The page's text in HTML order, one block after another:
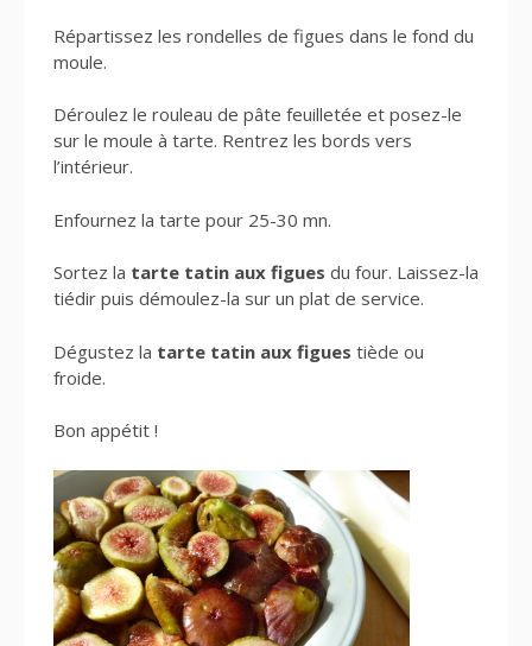
Répartissez les rondelles de figues dans le fond du
moule.
Déroulez le rouleau de pâte feuilletée et posez-le
sur le moule à tarte. Rentrez les bords vers
l’intérieur.
Enfournez la tarte pour 25-30 mn.
Sortez la tarte tatin aux figues du four. Laissez-la
tiédir puis démoulez-la sur un plat de service.
Dégustez la tarte tatin aux figues tiède ou
froide.
Bon appétit !